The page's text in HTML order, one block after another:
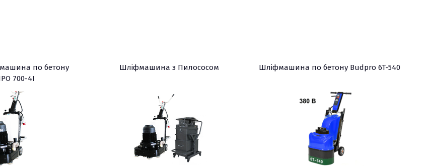
по бетону
700-4I
Шліфмашина з Пилососом Шліфмашина по бетону Budpro 6T-540